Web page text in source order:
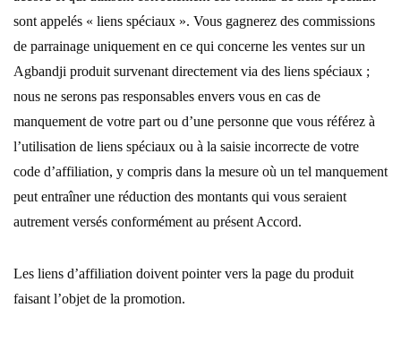
sont appelés « liens spéciaux ». Vous gagnerez des commissions
de parrainage uniquement en ce qui concerne les ventes sur un
Agbandji produit survenant directement via des liens spéciaux ;
nous ne serons pas responsables envers vous en cas de
manquement de votre part ou d’une personne que vous référez à
l’utilisation de liens spéciaux ou à la saisie incorrecte de votre
code d’affiliation, y compris dans la mesure où un tel manquement
peut entraîner une réduction des montants qui vous seraient
autrement versés conformément au présent Accord.
Les liens d’affiliation doivent pointer vers la page du produit
faisant l’objet de la promotion.